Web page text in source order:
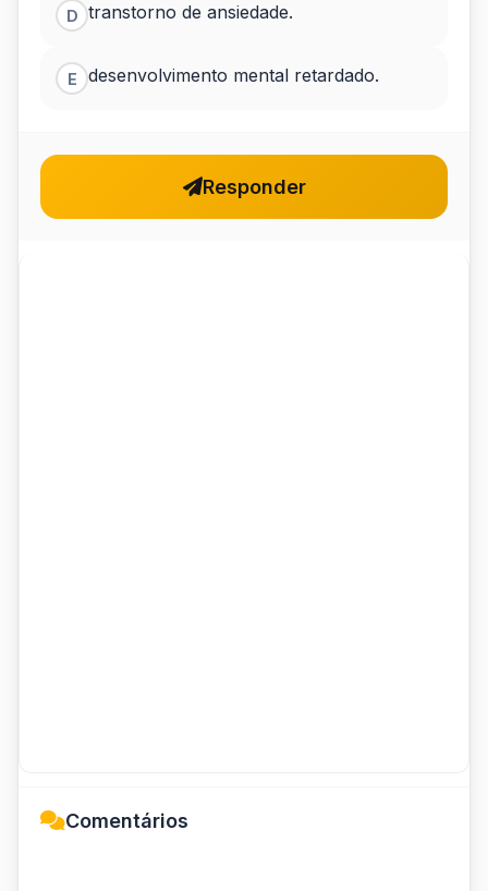
D transtorno de ansiedade.
E desenvolvimento mental retardado.
Responder
Comentários